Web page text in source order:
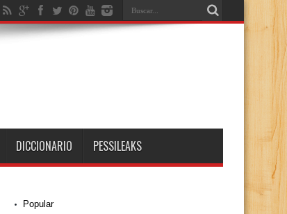
DICCIONARIO PESSILEAKS
Popular